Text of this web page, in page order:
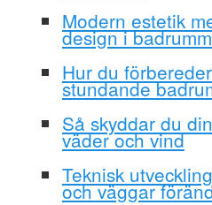
Modern estetik
design i
Hur du
stundande
Så skyddar du
väder och vind
Teknisk
och väggar